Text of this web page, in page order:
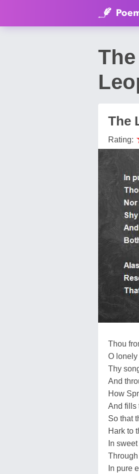
The
Rating:
Thou
O lonely
Thy
And
How
And fills
So that
Hark to
In
In pure